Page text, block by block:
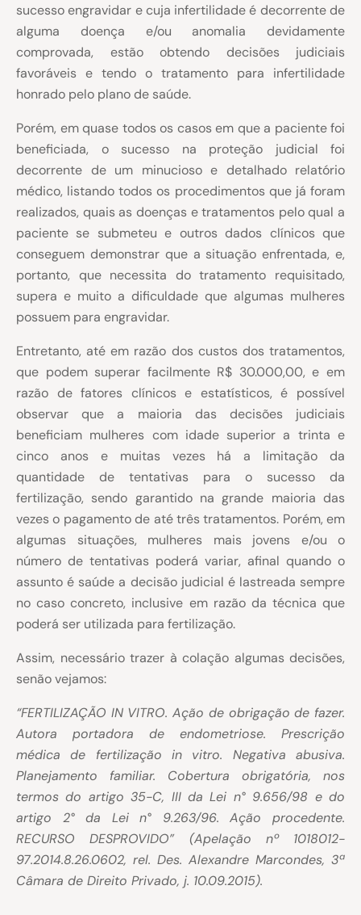
sucesso engravidar e cuja infertilidade é decorrente de
alguma doença e/ou anomalia devidamente
comprovada, estão obtendo decisões judiciais
favoráveis e tendo o tratamento para infertilidade
honrado pelo plano de saúde.
Porém, em quase todos os casos em que a paciente foi
beneficiada, o sucesso na proteção judicial foi
decorrente de um minucioso e detalhado relatório
médico, listando todos os procedimentos que já foram
realizados, quais as doenças e tratamentos pelo qual a
paciente se submeteu e outros dados clínicos que
conseguem demonstrar que a situação enfrentada, e,
portanto, que necessita do tratamento requisitado,
supera e muito a dificuldade que algumas mulheres
possuem para engravidar.
Entretanto, até em razão dos custos dos tratamentos,
que podem superar facilmente R$ 30.000,00, e em
razão de fatores clínicos e estatísticos, é possível
observar que a maioria das decisões judiciais
beneficiam mulheres com idade superior a trinta e
cinco anos e muitas vezes há a limitação da
quantidade de tentativas para o sucesso da
fertilização, sendo garantido na grande maioria das
vezes o pagamento de até três tratamentos. Porém, em
algumas situações, mulheres mais jovens e/ou o
número de tentativas poderá variar, afinal quando o
assunto é saúde a decisão judicial é lastreada sempre
no caso concreto, inclusive em razão da técnica que
poderá ser utilizada para fertilização.
Assim, necessário trazer à colação algumas decisões,
senão vejamos:
“FERTILIZAÇÃO IN VITRO. Ação de obrigação de fazer.
Autora portadora de endometriose. Prescrição
médica de fertilização in vitro. Negativa abusiva.
Planejamento familiar. Cobertura obrigatória, nos
termos do artigo 35-C, III da Lei n° 9.656/98 e do
artigo 2° da Lei n° 9.263/96. Ação procedente.
RECURSO DESPROVIDO” (Apelação nº 1018012-
97.2014.8.26.0602, rel. Des. Alexandre Marcondes, 3ª
Câmara de Direito Privado, j. 10.09.2015).